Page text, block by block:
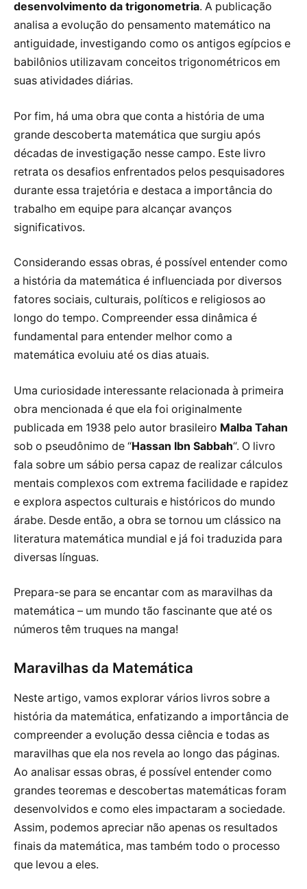
desenvolvimento da trigonometria. A publicação
analisa a evolução do pensamento matemático na
antiguidade, investigando como os antigos egípcios e
babilônios utilizavam conceitos trigonométricos em
suas atividades diárias.
Por fim, há uma obra que conta a história de uma
grande descoberta matemática que surgiu após
décadas de investigação nesse campo. Este livro
retrata os desafios enfrentados pelos pesquisadores
durante essa trajetória e destaca a importância do
trabalho em equipe para alcançar avanços
significativos.
Considerando essas obras, é possível entender como
a história da matemática é influenciada por diversos
fatores sociais, culturais, políticos e religiosos ao
longo do tempo. Compreender essa dinâmica é
fundamental para entender melhor como a
matemática evoluiu até os dias atuais.
Uma curiosidade interessante relacionada à primeira
obra mencionada é que ela foi originalmente
publicada em 1938 pelo autor brasileiro Malba Tahan
sob o pseudônimo de “Hassan Ibn Sabbah“. O livro
fala sobre um sábio persa capaz de realizar cálculos
mentais complexos com extrema facilidade e rapidez
e explora aspectos culturais e históricos do mundo
árabe. Desde então, a obra se tornou um clássico na
literatura matemática mundial e já foi traduzida para
diversas línguas.
Prepara-se para se encantar com as maravilhas da
matemática – um mundo tão fascinante que até os
números têm truques na manga!
Maravilhas da Matemática
Neste artigo, vamos explorar vários livros sobre a
história da matemática, enfatizando a importância de
compreender a evolução dessa ciência e todas as
maravilhas que ela nos revela ao longo das páginas.
Ao analisar essas obras, é possível entender como
grandes teoremas e descobertas matemáticas foram
desenvolvidos e como eles impactaram a sociedade.
Assim, podemos apreciar não apenas os resultados
finais da matemática, mas também todo o processo
que levou a eles.